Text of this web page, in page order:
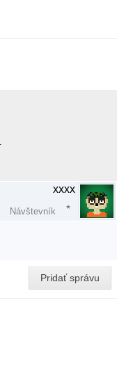
xxxx
Návštevník
Pridať správu